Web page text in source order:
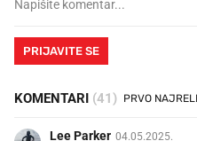
PRIJAVITE SE
KOMENTARI (41)
Lee Parker 04.05.2025.